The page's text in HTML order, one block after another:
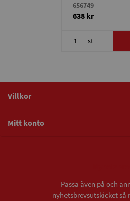
656749
638 kr
st
Villkor
Mitt konto
Passa även på och
nyhetsbrevsutskicket så